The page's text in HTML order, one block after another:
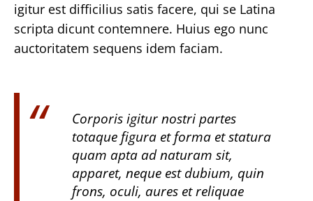
igitur est difficilius satis facere, qui se Latina
scripta dicunt contemnere. Huius ego nunc
auctoritatem sequens idem faciam.
Corporis igitur nostri partes
totaque figura et forma et statura
quam apta ad naturam sit,
apparet, neque est dubium, quin
frons, oculi, aures et reliquae